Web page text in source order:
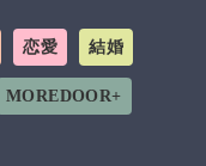
恋愛 結婚
MOREDOOR+